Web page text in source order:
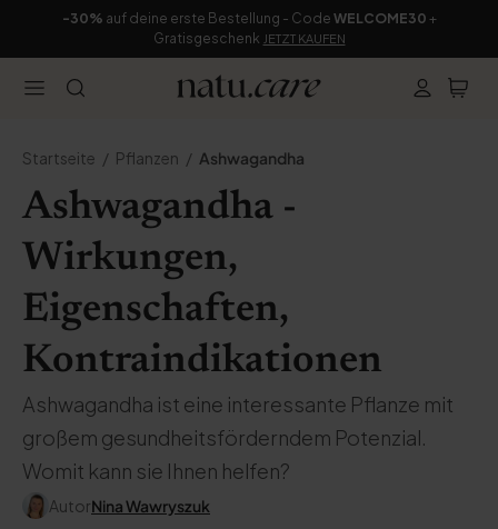
-30% auf deine erste Bestellung - Code WELCOME30 +
Gratisgeschenk JETZT KAUFEN
Startseite Pflanzen Ashwagandha
Ashwagandha -
Wirkungen,
Eigenschaften,
Kontraindikationen
Ashwagandha ist eine interessante Pflanze mit
großem gesundheitsförderndem Potenzial.
Womit kann sie Ihnen helfen?
AutorNina Wawryszuk